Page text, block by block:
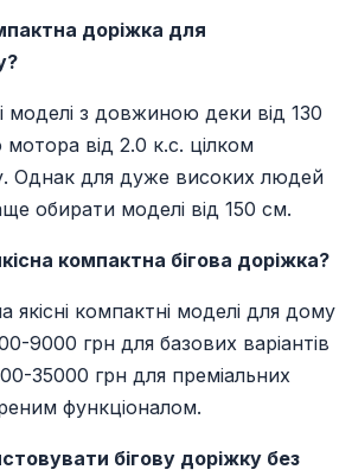
доріжка для
моделі з довжиною деки від 130
від 2.0 к.с. цілком
Однак для дуже високих людей
обирати моделі від 150 см.
компактна бігова доріжка?
якісні компактні моделі для дому
9000 грн для базових варіантів
35000 грн для преміальних
функціоналом.
бігову доріжку без